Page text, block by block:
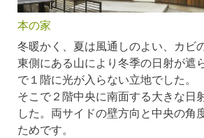
本の家
冬暖かく、夏は風通しのよい、カビ
東側にある山により冬季の日射が遮
で１階に光が入らない立地でした。
そこで２階中央に南面する大きな日
した。両サイドの壁方向と中央の角
ためです。